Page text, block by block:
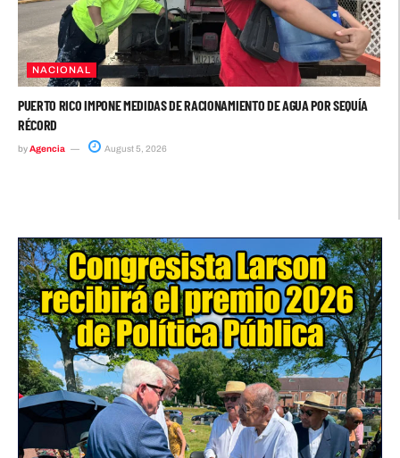
NACIONAL
PUERTO RICO IMPONE MEDIDAS DE RACIONAMIENTO DE AGUA POR SEQUÍA
RÉCORD
byAgencia August 5, 2026